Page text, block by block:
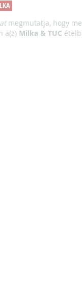
megmutatja, hogy
a(z) Milka & TUC